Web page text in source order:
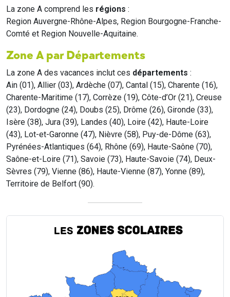
La zone A comprend les régions :
Region Auvergne-Rhône-Alpes, Region Bourgogne-Franche-
Comté et Region Nouvelle-Aquitaine.
Zone A par Départements
La zone A des vacances inclut ces départements :
Ain (01), Allier (03), Ardèche (07), Cantal (15), Charente (16),
Charente-Maritime (17), Corrèze (19), Côte-d’Or (21), Creuse
(23), Dordogne (24), Doubs (25), Drôme (26), Gironde (33),
Isère (38), Jura (39), Landes (40), Loire (42), Haute-Loire
(43), Lot-et-Garonne (47), Nièvre (58), Puy-de-Dôme (63),
Pyrénées-Atlantiques (64), Rhône (69), Haute-Saône (70),
Saône-et-Loire (71), Savoie (73), Haute-Savoie (74), Deux-
Sèvres (79), Vienne (86), Haute-Vienne (87), Yonne (89),
Territoire de Belfort (90).